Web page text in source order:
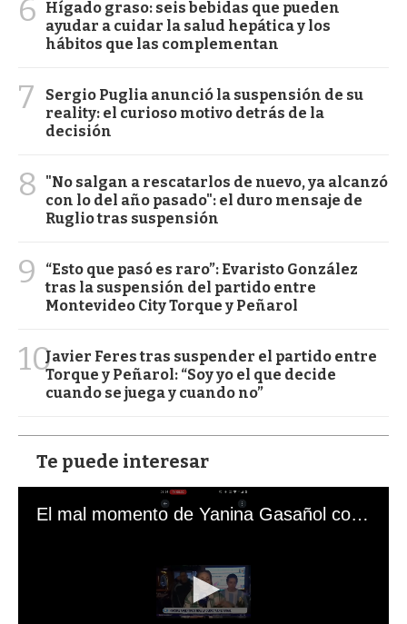
6
Hígado graso: seis bebidas que pueden
ayudar a cuidar la salud hepática y los
hábitos que las complementan
7
Sergio Puglia anunció la suspensión de su
reality: el curioso motivo detrás de la
decisión
8
"No salgan a rescatarlos de nuevo, ya alcanzó
con lo del año pasado": el duro mensaje de
Ruglio tras suspensión
9
“Esto que pasó es raro”: Evaristo González
tras la suspensión del partido entre
Montevideo City Torque y Peñarol
10Javier Feres tras suspender el partido entre
Torque y Peñarol: “Soy yo el que decide
cuando se juega y cuando no”
Te puede interesar
El mal momento de Yanina Gasañol con un hincha argentino en "Subrayado"